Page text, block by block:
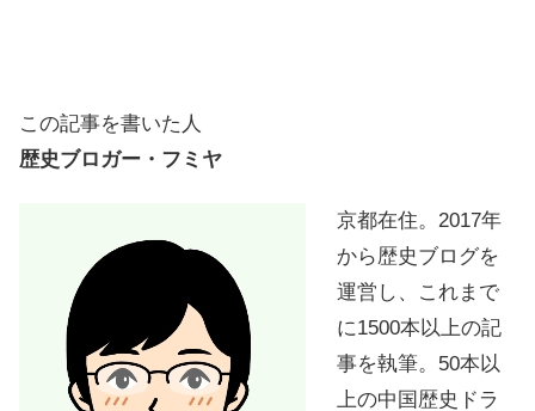
この記事を書いた人
歴史ブロガー・フミヤ
京都在住。2017年
から歴史ブログを
運営し、これまで
に1500本以上の記
事を執筆。50本以
上の中国歴史ドラ